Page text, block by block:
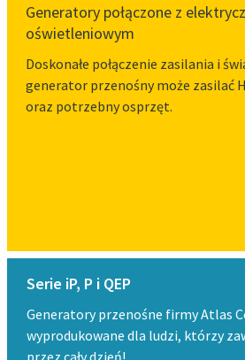
Generatory połączone z
oświetleniowym
Doskonałe połączenie zasilania i
generator przenośny może zasilać
oraz potrzebny osprzęt.
Serie iP, P i QEP
Generatory przenośne firmy Atlas
wyprodukowane dla ludzi, którzy